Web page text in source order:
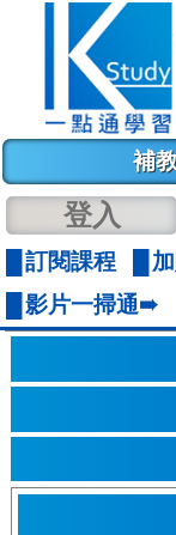
補
登入
訂閱課程
影片一掃通➠